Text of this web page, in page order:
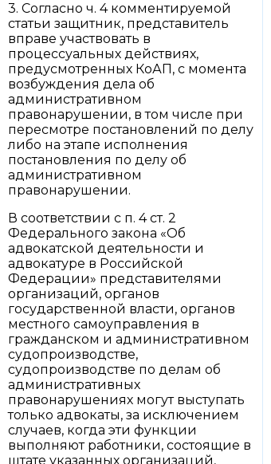
3. Согласно ч. 4 комментируемой
статьи защитник, представитель
вправе участвовать в
процессуальных действиях,
предусмотренных КоАП, с момента
возбуждения дела об
административном
правонарушении, в том числе при
пересмотре постановлений по делу
либо на этапе исполнения
постановления по делу об
административном
правонарушении.
В соответствии с п. 4 ст. 2
Федерального закона «Об
адвокатской деятельности и
адвокатуре в Российской
Федерации» представителями
организаций, органов
государственной власти, органов
местного самоуправления в
гражданском и административном
судопроизводстве,
судопроизводстве по делам об
административных
правонарушениях могут выступать
только адвокаты, за исключением
случаев, когда эти функции
выполняют работники, состоящие в
штате указанных организаций,